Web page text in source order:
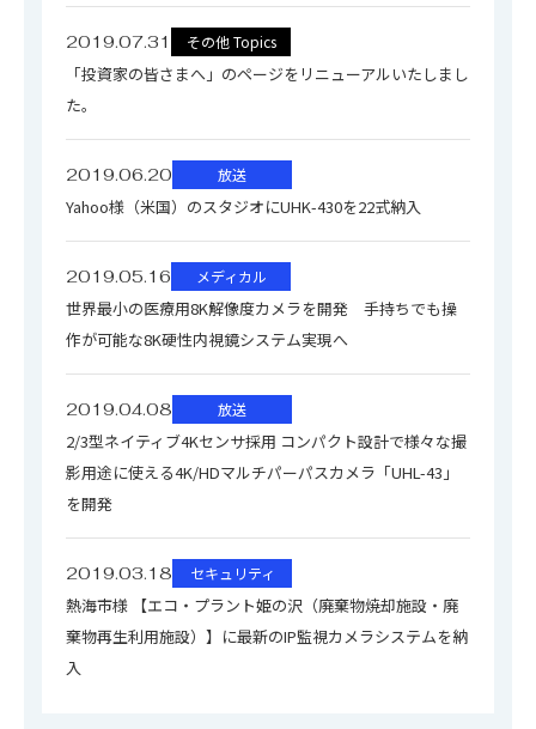
2019.07.31 その他 Topics
「投資家の皆さまへ」のページをリニューアルいたしまし
た。
2019.06.20 放送
Yahoo様（米国）のスタジオにUHK-430を22式納入
2019.05.16 メディカル
世界最小の医療用8K解像度カメラを開発 手持ちでも操
作が可能な8K硬性内視鏡システム実現へ
2019.04.08 放送
2/3型ネイティブ4Kセンサ採用 コンパクト設計で様々な撮
影用途に使える4K/HDマルチパーパスカメラ「UHL-43」
を開発
2019.03.18 セキュリティ
熱海市様 【エコ・プラント姫の沢（廃棄物焼却施設・廃
棄物再生利用施設）】に最新のIP監視カメラシステムを納
入